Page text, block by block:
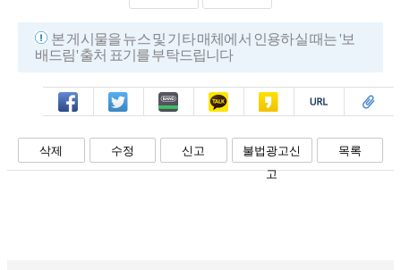
본 게시물을 뉴스 및 기타 매체에서 인용하실 때는 '보
배드림' 출처 표기를 부탁드립니다
페북 트윗 밴드 카톡 카스 복사 스크랩
삭제 수정 신고
불법광고신
고
목록